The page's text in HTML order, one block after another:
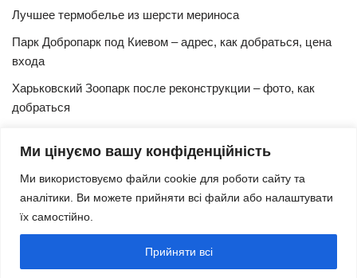
Ми цінуємо вашу конфіденційність
Ми використовуємо файли cookie для роботи сайту та
аналітики. Ви можете прийняти всі файли або налаштувати
їх самостійно.
Прийняти всі
Лучшее термобелье из шерсти мериноса
Парк Добропарк под Киевом – адрес, как добраться, цена
входа
Харьковский Зоопарк после реконструкции – фото, как
добраться
домашних условиях
Харьковская Швейцария – цены, адрес, как добраться
Маршрут и расписание 27 троллейбуса (Харьков)
Трамвай № 3 Харьков – маршрут, время и интервал